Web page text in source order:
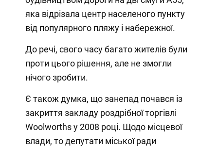
яка відрізала центр населеного пункту
від популярного пляжу і набережної.
До речі, свого часу багато жителів були
проти цього рішення, але не змогли
нічого зробити.
Є також думка, що занепад почався із
закриття закладу роздрібної торгівлі
Woolworths у 2008 році. Щодо місцевої
влади, то депутати міської ради